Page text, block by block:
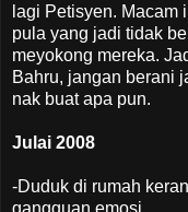
lagi Petisyen.
pula yang jadi tidak
meyokong mereka.
Bahru, jangan berani
nak buat apa pun.
Julai 2008
-Duduk di rumah
gangguan emosi.